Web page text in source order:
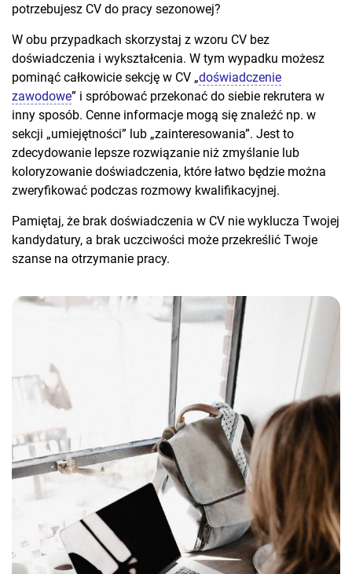
potrzebujesz CV do pracy sezonowej?
W obu przypadkach skorzystaj z wzoru CV bez
doświadczenia i wykształcenia. W tym wypadku możesz
pominąć całkowicie sekcję w CV „doświadczenie
zawodowe” i spróbować przekonać do siebie rekrutera w
inny sposób. Cenne informacje mogą się znaleźć np. w
sekcji „umiejętności” lub „zainteresowania”. Jest to
zdecydowanie lepsze rozwiązanie niż zmyślanie lub
koloryzowanie doświadczenia, które łatwo będzie można
zweryfikować podczas rozmowy kwalifikacyjnej.
Pamiętaj, że brak doświadczenia w CV nie wyklucza Twojej
kandydatury, a brak uczciwości może przekreślić Twoje
szanse na otrzymanie pracy.